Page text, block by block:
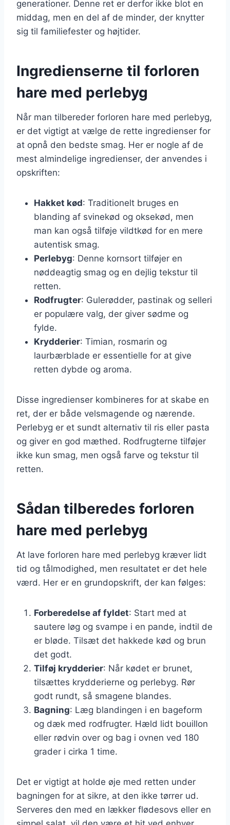
generationer. Denne ret er derfor ikke blot en
middag, men en del af de minder, der knytter
sig til familiefester og højtider.
Ingredienserne til forloren
hare med perlebyg
Når man tilbereder forloren hare med perlebyg,
er det vigtigt at vælge de rette ingredienser for
at opnå den bedste smag. Her er nogle af de
mest almindelige ingredienser, der anvendes i
opskriften:
Hakket kød: Traditionelt bruges en
blanding af svinekød og oksekød, men
man kan også tilføje vildtkød for en mere
autentisk smag.
Perlebyg: Denne kornsort tilføjer en
nøddeagtig smag og en dejlig tekstur til
retten.
Rodfrugter: Gulerødder, pastinak og selleri
er populære valg, der giver sødme og
fylde.
Krydderier: Timian, rosmarin og
laurbærblade er essentielle for at give
retten dybde og aroma.
Disse ingredienser kombineres for at skabe en
ret, der er både velsmagende og nærende.
Perlebyg er et sundt alternativ til ris eller pasta
og giver en god mæthed. Rodfrugterne tilføjer
ikke kun smag, men også farve og tekstur til
retten.
Sådan tilberedes forloren
hare med perlebyg
At lave forloren hare med perlebyg kræver lidt
tid og tålmodighed, men resultatet er det hele
værd. Her er en grundopskrift, der kan følges:
Forberedelse af fyldet: Start med at
sautere løg og svampe i en pande, indtil de
er bløde. Tilsæt det hakkede kød og brun
det godt.
Tilføj krydderier: Når kødet er brunet,
tilsættes krydderierne og perlebyg. Rør
godt rundt, så smagene blandes.
Bagning: Læg blandingen i en bageform
og dæk med rodfrugter. Hæld lidt bouillon
eller rødvin over og bag i ovnen ved 180
grader i cirka 1 time.
Det er vigtigt at holde øje med retten under
bagningen for at sikre, at den ikke tørrer ud.
Serveres den med en lækker flødesovs eller en